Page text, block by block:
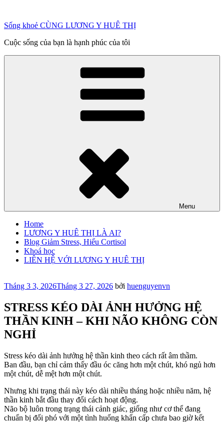
phần
dung
Sống khoẻ CÙNG LƯƠNG Y HUÊ THỊ
Cuộc sống của bạn là hạnh phúc của tôi
Menu
Home
LƯƠNG Y HUÊ THỊ LÀ AI?
Blog Giảm Stress, Hiểu Cortisol
Khoá học
LIÊN HỆ VỚI LƯƠNG Y HUÊ THỊ
Đăng
Tháng 3 3, 2026Tháng 3 27, 2026 bởi huenguyenvn
STRESS KÉO DÀI ẢNH HƯỞNG HỆ
THẦN KINH – KHI NÃO KHÔNG CÒN
NGHỈ
Stress kéo dài ảnh hưởng hệ thần kinh theo cách rất âm thầm.
Ban đầu, bạn chỉ cảm thấy đầu óc căng hơn một chút, khó ngủ hơn
một chút, dễ mệt hơn một chút.
Nhưng khi trạng thái này kéo dài nhiều tháng hoặc nhiều năm, hệ
thần kinh bắt đầu thay đổi cách hoạt động.
Não bộ luôn trong trạng thái cảnh giác, giống như cơ thể đang
chuẩn bị đối phó với một tình huống khẩn cấp chưa bao giờ kết